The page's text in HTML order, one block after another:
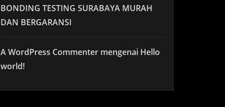
BONDING TESTING SURABAYA MURAH
DAN BERGARANSI
A WordPress Commenter mengenai Hello
world!